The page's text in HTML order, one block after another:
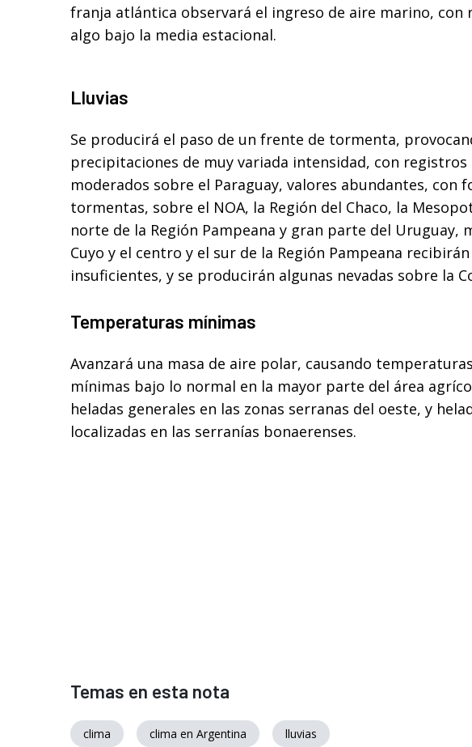
franja atlántica observará el ingreso de aire marino, con
algo bajo la media estacional.
Lluvias
Se producirá el paso de un frente de tormenta,
precipitaciones de muy variada intensidad, con registros
moderados sobre el Paraguay, valores abundantes, con
tormentas, sobre el NOA, la Región del Chaco, la
norte de la Región Pampeana y gran parte del Uruguay,
Cuyo y el centro y el sur de la Región Pampeana
insuficientes, y se producirán algunas nevadas sobre la
Temperaturas mínimas
Avanzará una masa de aire polar, causando temperaturas
mínimas bajo lo normal en la mayor parte del área
heladas generales en las zonas serranas del oeste, y
localizadas en las serranías bonaerenses.
Temas en esta nota
clima clima en Argentina lluvias